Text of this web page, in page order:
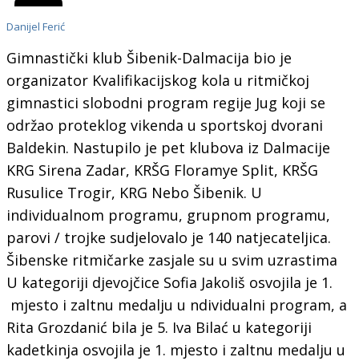
Danijel Ferić
Gimnastički klub Šibenik-Dalmacija bio je
organizator Kvalifikacijskog kola u ritmičkoj
gimnastici slobodni program regije Jug koji se
održao proteklog vikenda u sportskoj dvorani
Baldekin. Nastupilo je pet klubova iz Dalmacije
KRG Sirena Zadar, KRŠG Floramye Split, KRŠG
Rusulice Trogir, KRG Nebo Šibenik. U
individualnom programu, grupnom programu,
parovi / trojke sudjelovalo je 140 natjecateljica.
Šibenske ritmičarke zasjale su u svim uzrastima
U kategoriji djevojčice Sofia Jakoliš osvojila je 1.
mjesto i zaltnu medalju u ndividualni program, a
Rita Grozdanić bila je 5. Iva Bilać u kategoriji
kadetkinja osvojila je 1. mjesto i zaltnu medalju u